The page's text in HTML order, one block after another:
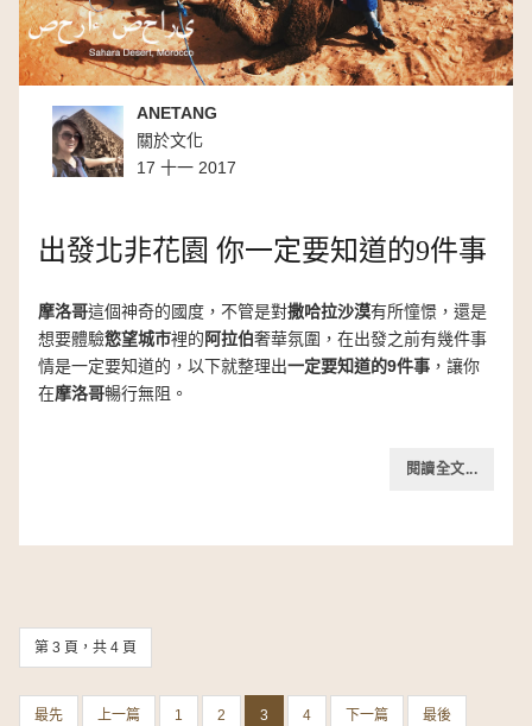
ANETANG
關於文化
17 十一 2017
出發北非花園 你一定要知道的9件事
摩洛哥這個神奇的國度，不管是對撒哈拉沙漠有所憧憬，還是
想要體驗慾望城市裡的阿拉伯奢華氛圍，在出發之前有幾件事
情是一定要知道的，以下就整理出一定要知道的9件事 ，讓你
在摩洛哥暢行無阻。
閱讀全文...
第 3 頁，共 4 頁
最先 上一篇 1 2 3 4 下一篇 最後